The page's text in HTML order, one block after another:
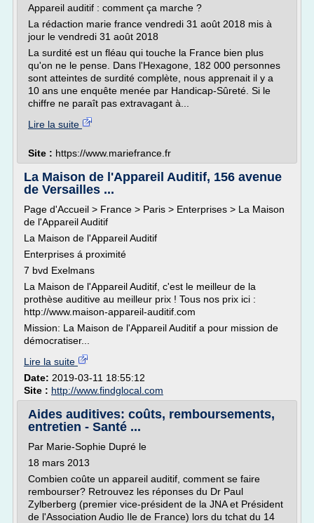
Appareil auditif : comment ça marche ?
La rédaction marie france vendredi 31 août 2018 mis à
jour le vendredi 31 août 2018
La surdité est un fléau qui touche la France bien plus
qu'on ne le pense. Dans l'Hexagone, 182 000 personnes
sont atteintes de surdité complète, nous apprenait il y a
10 ans une enquête menée par Handicap-Sûreté. Si le
chiffre ne paraît pas extravagant à...
Lire la suite
Site : https://www.mariefrance.fr
La Maison de l'Appareil Auditif, 156 avenue
de Versailles ...
Page d'Accueil > France > Paris > Enterprises > La Maison
de l'Appareil Auditif
La Maison de l'Appareil Auditif
Enterprises á proximité
7 bvd Exelmans
La Maison de l'Appareil Auditif, c'est le meilleur de la
prothèse auditive au meilleur prix ! Tous nos prix ici :
http://www.maison-appareil-auditif.com
Mission: La Maison de l'Appareil Auditif a pour mission de
démocratiser...
Lire la suite
Date: 2019-03-11 18:55:12
Site : http://www.findglocal.com
Aides auditives: coûts, remboursements,
entretien - Santé ...
Par Marie-Sophie Dupré le
18 mars 2013
Combien coûte un appareil auditif, comment se faire
rembourser? Retrouvez les réponses du Dr Paul
Zylberberg (premier vice-président de la JNA et Président
de l'Association Audio Ile de France) lors du tchat du 14